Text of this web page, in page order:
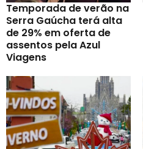
Temporada de verão na
Serra Gaúcha terá alta
de 29% em oferta de
assentos pela Azul
Viagens